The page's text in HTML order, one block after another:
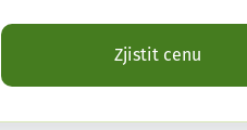
Zjistit cenu